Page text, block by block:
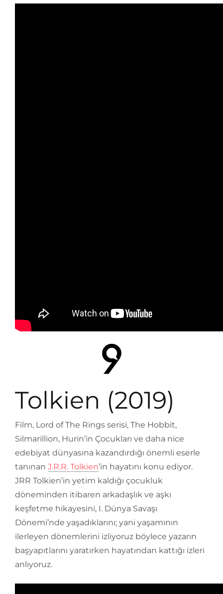
Tolkien (2019)
Film, Lord of The Rings serisi, The Hobbit,
Silmarillion, Hurin’in Çocukları ve daha nice
edebiyat dünyasına kazandırdığı önemli eserle
tanınan J.R.R. Tolkien’in hayatını konu ediyor.
JRR Tolkien’in yetim kaldığı çocukluk
döneminden itibaren arkadaşlık ve aşkı
keşfetme hikayesini, I. Dünya Savaşı
Dönemi’nde yaşadıklarını; yani yaşamının
ilerleyen dönemlerini izliyoruz böylece yazarın
başyapıtlarını yaratırken hayatından kattığı izleri
anlıyoruz.